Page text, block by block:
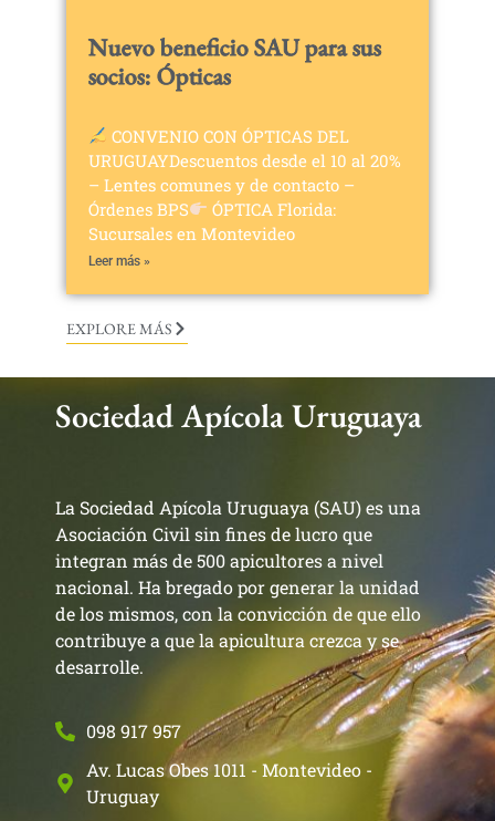
Nuevo beneficio SAU para sus
socios: Ópticas
CONVENIO CON ÓPTICAS DEL
URUGUAYDescuentos desde el 10 al 20%
– Lentes comunes y de contacto –
Órdenes BPS
ÓPTICA Florida:
Sucursales en Montevideo
Leer más »
EXPLORE MÁS
Sociedad Apícola Uruguaya
La Sociedad Apícola Uruguaya (SAU) es una
Asociación Civil sin fines de lucro que
integran más de 500 apicultores a nivel
nacional. Ha bregado por generar la unidad
de los mismos, con la convicción de que ello
contribuye a que la apicultura crezca y se
desarrolle.
098 917 957
Av. Lucas Obes 1011 - Montevideo -
Uruguay